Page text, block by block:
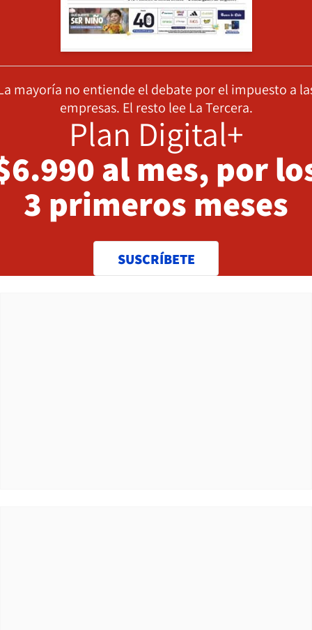
mayoría no entiende el debate por el impuesto a
empresas. El resto lee La Tercera.
Plan Digital+
al mes, por
3 primeros meses
SUSCRÍBETE